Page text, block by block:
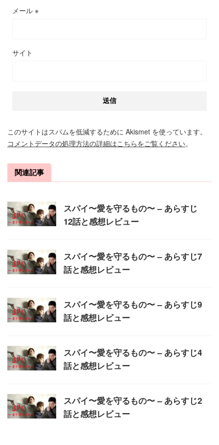
メール ※
サイト
このサイトはスパムを低減するために Akismet を使っています。
コメントデータの処理方法の詳細はこちらをご覧ください。
関連記事
スパイ〜愛を守るもの〜 – あらすじ
12話と感想レビュー
スパイ〜愛を守るもの〜 – あらすじ7
話と感想レビュー
スパイ〜愛を守るもの〜 – あらすじ9
話と感想レビュー
スパイ〜愛を守るもの〜 – あらすじ4
話と感想レビュー
スパイ〜愛を守るもの〜 – あらすじ2
話と感想レビュー